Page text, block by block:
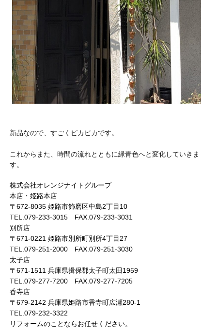
新品なので、すごくピカピカです。
これからまた、時間の流れとともに緑青色へと変化していきま
す。
株式会社オレンジナイトグループ
本店・姫路本店
〒672-8035 姫路市飾磨区中島2丁目10
TEL.079-233-3015 FAX.079-233-3031
別所店
〒671-0221 姫路市別所町別所4丁目27
TEL.079-251-2000 FAX.079-251-3030
太子店
〒671-1511 兵庫県揖保郡太子町太田1959
TEL.079-277-7200 FAX.079-277-7205
香寺店
〒679-2142 兵庫県姫路市香寺町広瀬280-1
TEL.079-232-3322
リフォームのことならお任せください。